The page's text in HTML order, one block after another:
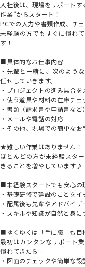
入社後は、現場をサポートす
作業”からスタート！
PCでの入力や書類作成、チェ
未経験の方でもすぐに慣れ
す！
■具体的なお仕事内容
・先輩と一緒に、次のよう
任せしていきます。
・プロジェクトの進み具合を
・使う道具や材料の在庫チェ
・書類（請求書や申請書など
・メールや電話の対応
・その他、現場での簡単な
★難しい作業はありません！
ほとんどの方が未経験スタ
きることを増やしています♪
■未経験スタートでも安心の
・基礎研修で建設のことをイ
・配属後も先輩やアドバイザ
・スキルや知識が自然と身に
■ゆくゆくは「手に職」も目
最初はカンタンなサポート業
慣れてきたら…
・図面のチェックや簡単な設